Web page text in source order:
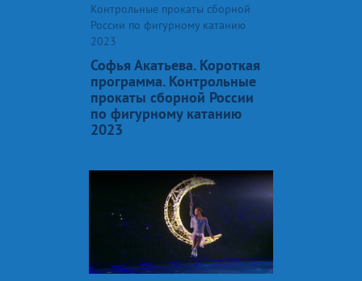
Контрольные прокаты сборной
России по фигурному катанию
2023
Софья Акатьева. Короткая
программа. Контрольные
прокаты сборной России
по фигурному катанию
2023